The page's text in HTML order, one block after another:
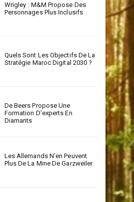
Wrigley : M&M Propose Des
Personnages Plus Inclusifs
Quels Sont Les Objectifs De La
Stratégie Maroc Digital 2030 ?
De Beers Propose Une
Formation D’experts En
Diamants
Les Allemands N’en Peuvent
Plus De La Mine De Garzweiler